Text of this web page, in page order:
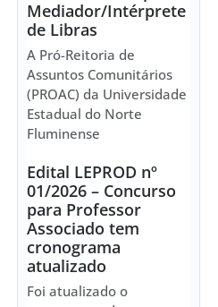
Mediador/Intérprete
de Libras
A Pró-Reitoria de
Assuntos Comunitários
(PROAC) da Universidade
Estadual do Norte
Fluminense
Edital LEPROD nº
01/2026 – Concurso
para Professor
Associado tem
cronograma
atualizado
Foi atualizado o